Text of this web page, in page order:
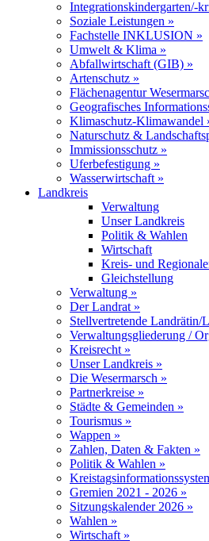
Integrationskindergarten/-
Soziale Leistungen »
Fachstelle INKLUSION »
Umwelt & Klima »
Abfallwirtschaft (GIB) »
Artenschutz »
Flächenagentur
Geografisches
Klimaschutz-Klimawandel
Naturschutz &
Immissionsschutz »
Uferbefestigung »
Wasserwirtschaft »
Landkreis
Verwaltung
Unser Landkreis
Politik & Wahlen
Wirtschaft
Kreis- und
Gleichstellung
Verwaltung »
Der Landrat »
Stellvertretende Landrätin/
Verwaltungsgliederung /
Kreisrecht »
Unser Landkreis »
Die Wesermarsch »
Partnerkreise »
Städte & Gemeinden »
Tourismus »
Wappen »
Zahlen, Daten & Fakten »
Politik & Wahlen »
Gremien 2021 - 2026 »
Sitzungskalender 2026 »
Wahlen »
Wirtschaft »